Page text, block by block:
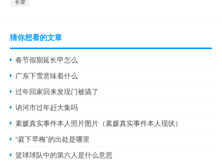
猜你想看的文章
春节假期延长甲怎么
广东下雪意味着什么
过年回家回来发现门被撬了
讷河市过年赶大集吗
素媛真实事件本人照片图片（素媛真实事件本人现状）
“庭下早梅”的出处是哪里
篮球球队中的第六人是什么意思